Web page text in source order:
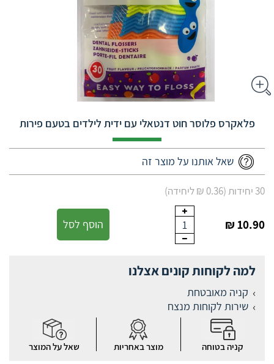
פלאקרס פלוסר חוט דנטאלי עם ידית לילדים בטעם פירות
שאל אותנו על מוצר זה
30 יחידות (0.36 ₪ ליחידה)
10.90 ₪
1 הוסף לסל
למה לקוחות קונים אצלנו
קניה מאובטחת
שירות לקוחות מנצח
קניה בטוחה מוצר באחריות שאל על המוצר